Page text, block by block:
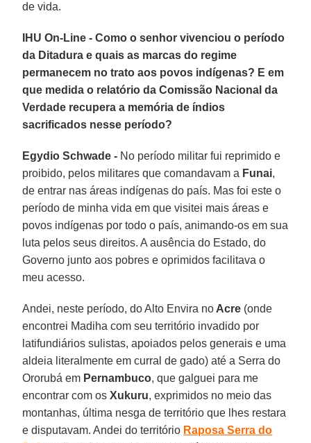
de vida.
IHU On-Line - Como o senhor vivenciou o período
da Ditadura e quais as marcas do regime
permanecem no trato aos povos indígenas? E em
que medida o relatório da Comissão Nacional da
Verdade recupera a memória de índios
sacrificados nesse período?
Egydio Schwade - No período militar fui reprimido e
proibido, pelos militares que comandavam a Funai,
de entrar nas áreas indígenas do país. Mas foi este o
período de minha vida em que visitei mais áreas e
povos indígenas por todo o país, animando-os em sua
luta pelos seus direitos. A ausência do Estado, do
Governo junto aos pobres e oprimidos facilitava o
meu acesso.
Andei, neste período, do Alto Envira no Acre (onde
encontrei Madiha com seu território invadido por
latifundiários sulistas, apoiados pelos generais e uma
aldeia literalmente em curral de gado) até a Serra do
Ororubá em Pernambuco, que galguei para me
encontrar com os Xukuru, exprimidos no meio das
montanhas, última nesga de território que lhes restara
e disputavam. Andei do território Raposa Serra do